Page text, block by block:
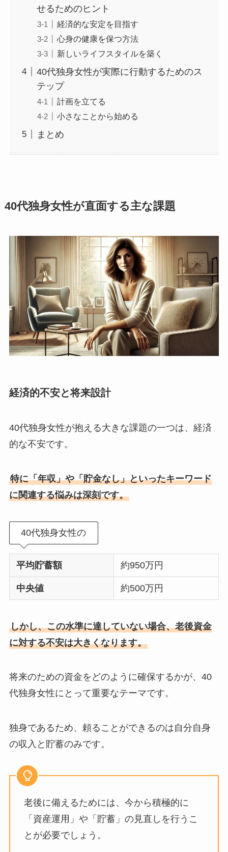
せるためのヒント
経済的な安定を目指す
心身の健康を保つ方法
新しいライフスタイルを築く
40代独身女性が実際に行動するためのス
テップ
計画を立てる
小さなことから始める
まとめ
40代独身女性が直面する主な課題
経済的不安と将来設計
40代独身女性が抱える大きな課題の一つは、経済
的な不安です。
特に「年収」や「貯金なし」といったキーワード
に関連する悩みは深刻です。
40代独身女性の
平均貯蓄額 約950万円
中央値 約500万円
しかし、この水準に達していない場合、老後資金
に対する不安は大きくなります。
将来のための資金をどのように確保するかが、40
代独身女性にとって重要なテーマです。
独身であるため、頼ることができるのは自分自身
の収入と貯蓄のみです。
老後に備えるためには、今から積極的に
「資産運用」や「貯蓄」の見直しを行うこ
とが必要でしょう​ 。